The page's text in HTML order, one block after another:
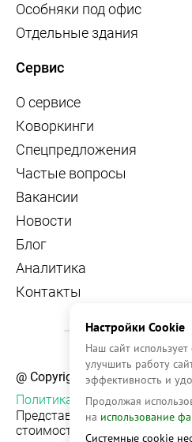
Особняки под офис
Отдельные здания
Сервис
О сервисе
Коворкинги
Спецпредложения
Частые вопросы
Вакансии
Новости
Блог
Аналитика
Контакты
@ Copyright, 2026 OFFICE
Политика
Представленная на сайте
стоимости объектов, носит
Настройки Cookie
Наш сайт
улучшить работу
эффективность и
Продолжая
на использование
Системные cookie